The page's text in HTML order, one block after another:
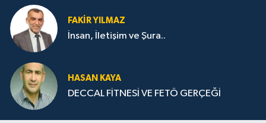
FAKIR YILMAZ
İnsan, İletişim ve Şura..
HASAN KAYA
DECCAL FİTNESİ VE FETÖ GERÇEĞİ